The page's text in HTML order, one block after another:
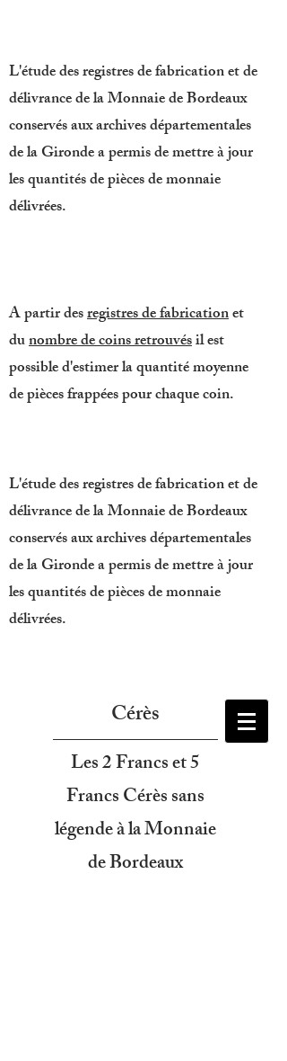
Cérès
Les 2 Francs et 5
Francs Cérès sans
légende à la Monnaie
de Bordeaux
L'étude des registres de fabrication et de
délivrance de la Monnaie de Bordeaux
conservés aux archives départementales
de la Gironde a permis de mettre à jour
les quantités de pièces de monnaie
délivrées.
L'étude des registres de fabrication et de
délivrance de la Monnaie de Bordeaux
conservés aux archives départementales
de la Gironde a permis de mettre à jour
les quantités de pièces de monnaie
délivrées.
A partir desregistres de fabricationet
dunombre de coins retrouvésil est
possible d'estimer la quantité moyenne
de pièces frappées pour chaque coin.